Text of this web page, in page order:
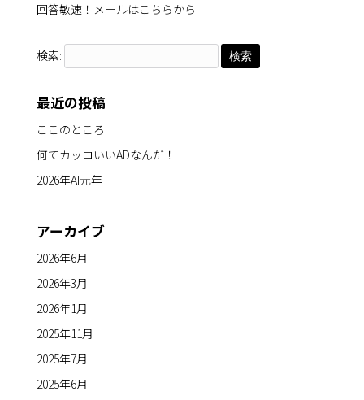
回答敏速！メールはこちらから
検索:
最近の投稿
ここのところ
何てカッコいいADなんだ！
2026年AI元年
アーカイブ
2026年6月
2026年3月
2026年1月
2025年11月
2025年7月
2025年6月